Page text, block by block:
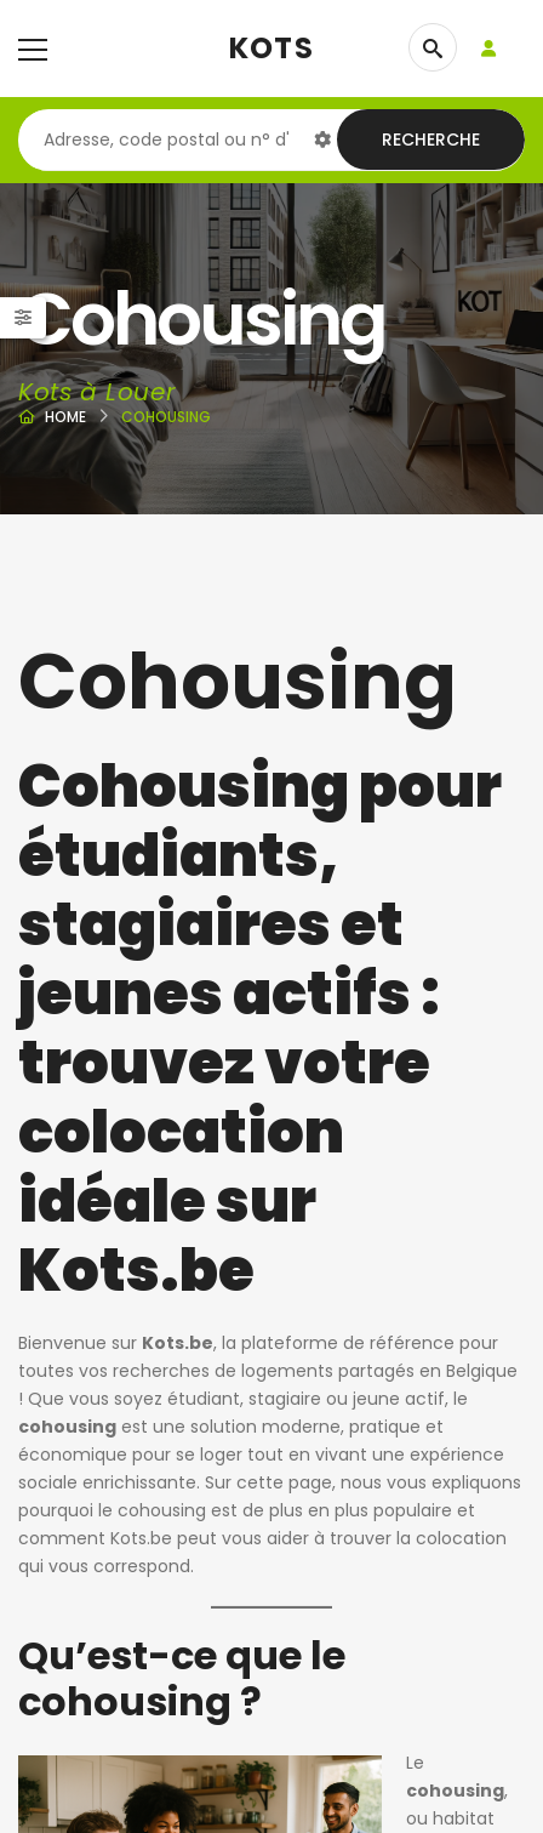
KOTS
RECHERCHE
Cohousing
Kots à Louer
HOME COHOUSING
Cohousing
Cohousing pour
étudiants,
stagiaires et
jeunes actifs :
trouvez votre
colocation
idéale sur
Kots.be
Bienvenue sur Kots.be, la plateforme de référence pour
toutes vos recherches de logements partagés en Belgique
! Que vous soyez étudiant, stagiaire ou jeune actif, le
cohousing est une solution moderne, pratique et
économique pour se loger tout en vivant une expérience
sociale enrichissante. Sur cette page, nous vous expliquons
pourquoi le cohousing est de plus en plus populaire et
comment Kots.be peut vous aider à trouver la colocation
qui vous correspond.
Qu’est-ce que le
cohousing ?
Le
cohousing,
ou habitat
de Ghellinck
ago
Chambre chez l’habitant
Avenue Emile Vandervelde 72, 1200 Bruxelles, Belgique
Killian Sdao
2 jours ago
Studios meublés à louer – Résidence Ustel – Boulevard Poincaré, 76 – Anderlecht – à partir de 720 € charges incluses
720€
patricia
470€